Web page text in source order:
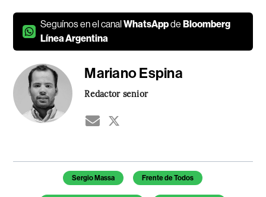
Seguínos en el canalWhatsAppdeBloomberg
Línea Argentina
Mariano Espina
Redactor senior
Temas de este artículo
Sergio Massa Frente de Todos